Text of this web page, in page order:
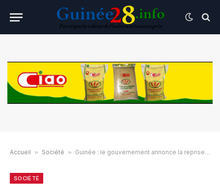
Accueil » Société » Guinée : le gouvernement annonce la reprise de la délivrance des cartes d’identité
SOCIÉTÉ